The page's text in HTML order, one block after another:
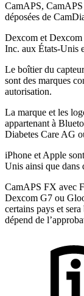
CamAPS,
déposées de
Dexcom et Dexcom
Inc. aux États-Unis
Le boîtier du
sont des marques
autorisation.
La marque et les
appartenant à
Diabetes Care AG
iPhone et Apple
Unis ainsi que dans
CamAPS FX avec
Dexcom G7 ou
certains pays et
dépend de